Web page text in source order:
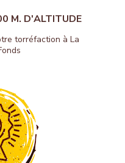
M. D'ALTITUDE
torréfaction à La